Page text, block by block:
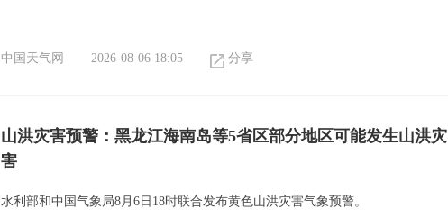
中国天气网 2026-08-06 18:05 分享
山洪灾害预警：黑龙江海南岛等5省区部分地区可能发生山洪灾
害
水利部和中国气象局8月6日18时联合发布黄色山洪灾害气象预警。